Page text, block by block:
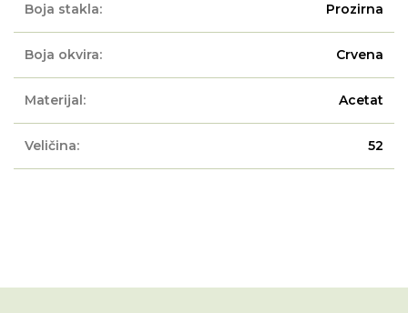
Boja stakla: Prozirna
Boja okvira: Crvena
Materijal: Acetat
Veličina: 52